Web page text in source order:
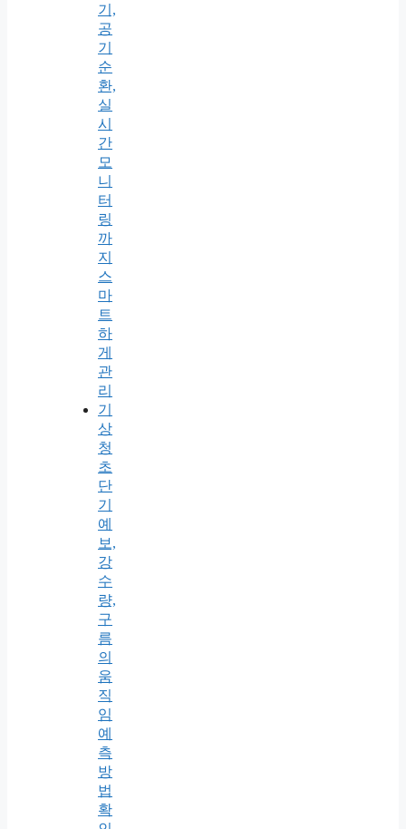
기,
공
기
순
환,
실
시
간
모
니
터
링
까
지
스
마
트
하
게
관
리
기
상
청
초
단
기
예
보,
강
수
량,
구
름
의
움
직
임
예
측
방
법
확